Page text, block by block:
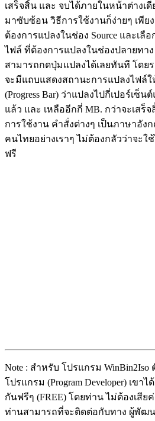
เสร็จสิ้น และ จบได้ภายในหน้าต่างเ
มาซับซ้อน วิธีการใช้งานก็ง่ายๆ เพีย
ต้องการแปลงในช่อง Source และเลื
ไฟล์ ที่ต้องการแปลงในช่องปลายทาง
สามารถกดปุ่มแปลงได้เลยทันที โดย
จะมีแถบแสดงสถานะการแปลงไฟล์ใ
(Progress Bar) ว่าแปลงไปกี่เปอร์เซ็
แล้ว และ เหลืออีกกี่ MB. กว่าจะเสร็
การใช้งาน คำสั่งต่างๆ เป็นภาษาอัง
คนไทยอย่างเราๆ ไม่ต้องกลัวว่าจะใ
ฟรี
Note : สำหรับ โปรแกรม
โปรแกรม (Program Developer) เข
กันฟรีๆ (FREE) โดยท่าน ไม่ต้องเสีย
ท่านสามารถที่จะติดต่อกับทาง ผู้พัฒ